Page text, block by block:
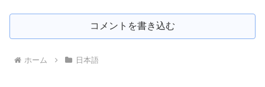
コメントを書き込む
ホーム 日本語